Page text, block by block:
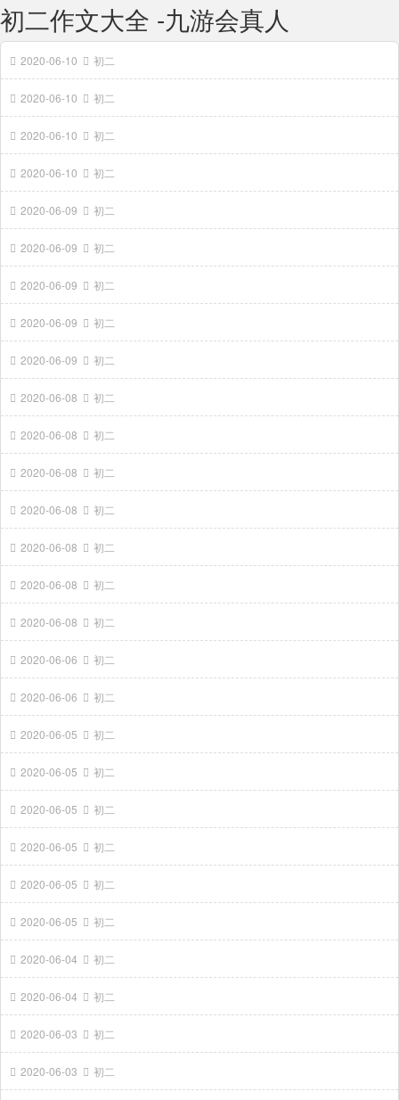
初二作文大全 -九游会真人
2020-06-10 初二
2020-06-10 初二
2020-06-10 初二
2020-06-10 初二
2020-06-09 初二
2020-06-09 初二
2020-06-09 初二
2020-06-09 初二
2020-06-09 初二
2020-06-08 初二
2020-06-08 初二
2020-06-08 初二
2020-06-08 初二
2020-06-08 初二
2020-06-08 初二
2020-06-08 初二
2020-06-06 初二
2020-06-06 初二
2020-06-05 初二
2020-06-05 初二
2020-06-05 初二
2020-06-05 初二
2020-06-05 初二
2020-06-05 初二
2020-06-04 初二
2020-06-04 初二
2020-06-03 初二
2020-06-03 初二